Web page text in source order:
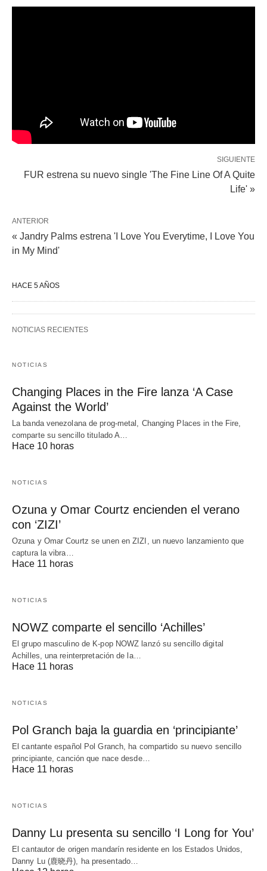
SIGUIENTE
FUR estrena su nuevo single 'The Fine Line Of A Quite
Life' »
ANTERIOR
« Jandry Palms estrena 'I Love You Everytime, I Love You
in My Mind'
HACE 5 AÑOS
NOTICIAS RECIENTES
NOTICIAS
Changing Places in the Fire lanza ‘A Case
Against the World’
La banda venezolana de prog-metal, Changing Places in the Fire,
comparte su sencillo titulado A…
Hace 10 horas
NOTICIAS
Ozuna y Omar Courtz encienden el verano
con ‘ZIZI’
Ozuna y Omar Courtz se unen en ZIZI, un nuevo lanzamiento que
captura la vibra…
Hace 11 horas
NOTICIAS
NOWZ comparte el sencillo ‘Achilles’
El grupo masculino de K-pop NOWZ lanzó su sencillo digital
Achilles, una reinterpretación de la…
Hace 11 horas
NOTICIAS
Pol Granch baja la guardia en ‘principiante’
El cantante español Pol Granch, ha compartido su nuevo sencillo
principiante, canción que nace desde…
Hace 11 horas
NOTICIAS
Danny Lu presenta su sencillo ‘I Long for You’
El cantautor de origen mandarín residente en los Estados Unidos,
Danny Lu (鹿晓丹), ha presentado…